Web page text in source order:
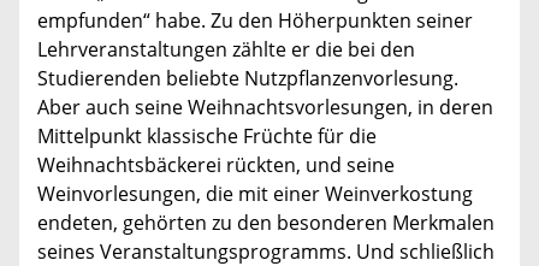
empfunden“ habe. Zu den Höherpunkten seiner
Lehrveranstaltungen zählte er die bei den
Studierenden beliebte Nutzpflanzenvorlesung.
Aber auch seine Weihnachtsvorlesungen, in deren
Mittelpunkt klassische Früchte für die
Weihnachtsbäckerei rückten, und seine
Weinvorlesungen, die mit einer Weinverkostung
endeten, gehörten zu den besonderen Merkmalen
seines Veranstaltungsprogramms. Und schließlich